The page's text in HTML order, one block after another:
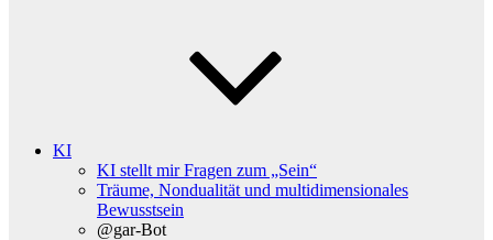
KI
KI stellt mir Fragen zum „Sein“
Träume, Nondualität und multidimensionales
Bewusstsein
@gar-Bot